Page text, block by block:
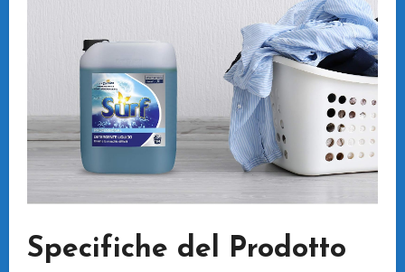
Specifiche del Prodotto